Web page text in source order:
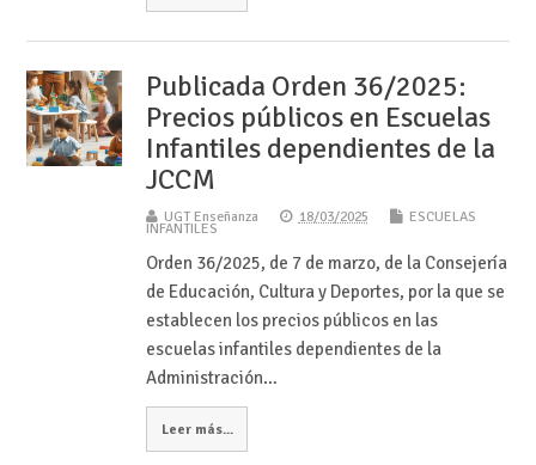
Publicada Orden 36/2025:
Precios públicos en Escuelas
Infantiles dependientes de la
JCCM
UGT Enseñanza 18/03/2025 ESCUELAS
INFANTILES
Orden 36/2025, de 7 de marzo, de la Consejería
de Educación, Cultura y Deportes, por la que se
establecen los precios públicos en las
escuelas infantiles dependientes de la
Administración…
Leer más...